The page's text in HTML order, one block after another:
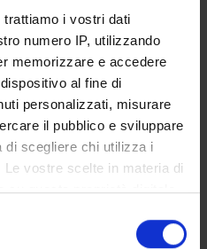
trattiamo i vostri dati
numero IP, utilizzando
memorizzare e accedere
al fine di
personalizzati, misurare
il pubblico e sviluppare
di scegliere chi utilizza i
vostre scelte in materia di
su questa proprietà digitale
consenso in qualsiasi